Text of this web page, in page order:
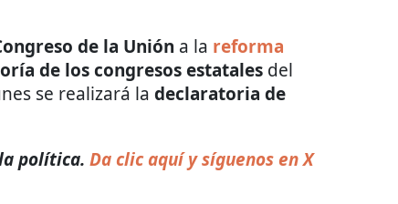
de la Unión a la reforma
de los congresos estatales del
se realizará la declaratoria de
política. Da clic aquí y síguenos en X